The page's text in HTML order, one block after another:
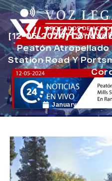
[12-05-2024]
Peatón Atropellado
Station Road Y
January 9, 2025